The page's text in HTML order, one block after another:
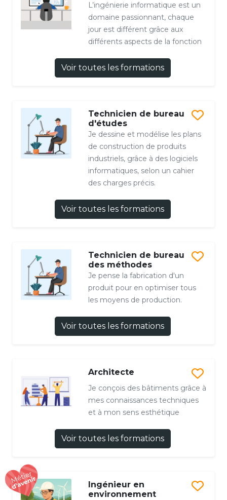
L’ingénierie informatique est un
domaine passionnant, chaque
jour est différent grâce aux
différents aspects de la fonction
Voir toutes les formations
Technicien de bureau
d'études
Je dessine et modélise les plans
de construction de produits
industriels, grâce à des logiciels
informatiques, selon un cahier
des charges précis.
Voir toutes les formations
Technicien de bureau
des méthodes
Je pense la fabrication d'un
produit pour en optimiser tous
les moyens de production.
Voir toutes les formations
Architecte
Je conçois des bâtiments grâce à
mes connaissances techniques
et à mon sens esthétique
Voir toutes les formations
Ingénieur en
environnement